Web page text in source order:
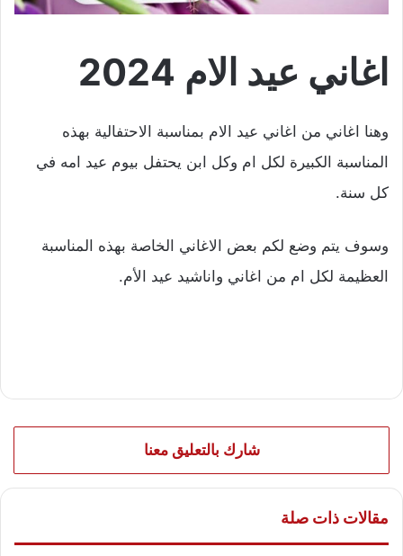
اغاني عيد الام 2024
وهنا اغاني من اغاني عيد الام بمناسبة الاحتفالية بهذه
المناسبة الكبيرة لكل ام وكل ابن يحتفل بيوم عيد امه في
كل سنة.
وسوف يتم وضع لكم بعض الاغاني الخاصة بهذه المناسبة
العظيمة لكل ام من اغاني واناشيد عيد الأم.
شارك بالتعليق معنا
مقالات ذات صلة